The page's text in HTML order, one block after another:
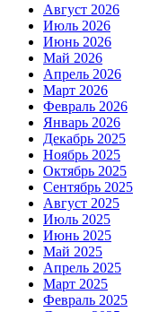
Август 2026
Июль 2026
Июнь 2026
Май 2026
Апрель 2026
Март 2026
Февраль 2026
Январь 2026
Декабрь 2025
Ноябрь 2025
Октябрь 2025
Сентябрь 2025
Август 2025
Июль 2025
Июнь 2025
Май 2025
Апрель 2025
Март 2025
Февраль 2025